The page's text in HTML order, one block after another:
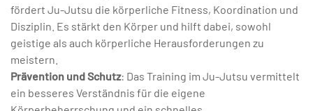
fördert Ju-Jutsu die körperliche Fitness, Koordination und
Disziplin. Es stärkt den Körper und hilft dabei, sowohl
geistige als auch körperliche Herausforderungen zu
meistern.
Prävention und Schutz: Das Training im Ju-Jutsu vermittelt
ein besseres Verständnis für die eigene